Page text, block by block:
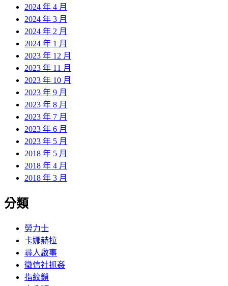
2024 年 4 月
2024 年 3 月
2024 年 2 月
2024 年 1 月
2023 年 12 月
2023 年 11 月
2023 年 10 月
2023 年 9 月
2023 年 8 月
2023 年 7 月
2023 年 6 月
2023 年 5 月
2018 年 5 月
2018 年 4 月
2018 年 3 月
分類
勞力士
卡娜赫拉
尋人啟事
徵信社抓姦
指紋鎖